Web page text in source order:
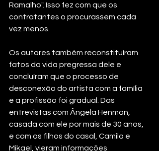
Ramalho". Isso fez com que os
contratantes o procurassem cada
vez menos.
Os autores também reconstituíram
fatos da vida pregressa dele e
concluíram que o processo de
desconexão do artista com a família
e a profissão foi gradual. Das
entrevistas com Ângela Henman,
casada com ele por mais de 30 anos,
e com os filhos do casal, Camila e
Mikael, vieram informações